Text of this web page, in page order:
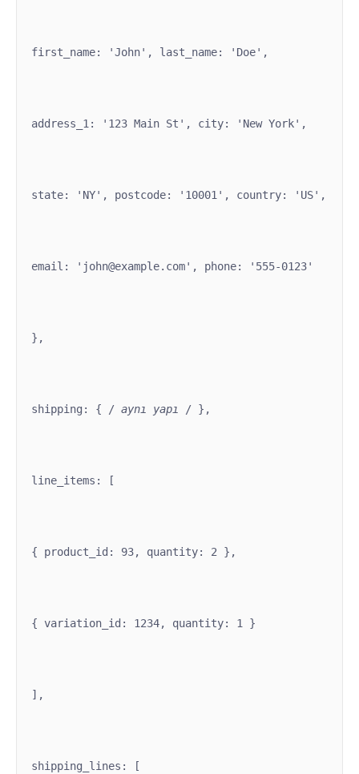
first_name: 'John', last_name: 'Doe',
address_1: '123 Main St', city: 'New York',
state: 'NY', postcode: '10001', country: 'US',
email: ' john@example.com', phone: '555-0123'
},
shipping: { / aynı yapı / },
line_items: [
{ product_id: 93, quantity: 2 },
{ variation_id: 1234, quantity: 1 }
],
shipping_lines: [